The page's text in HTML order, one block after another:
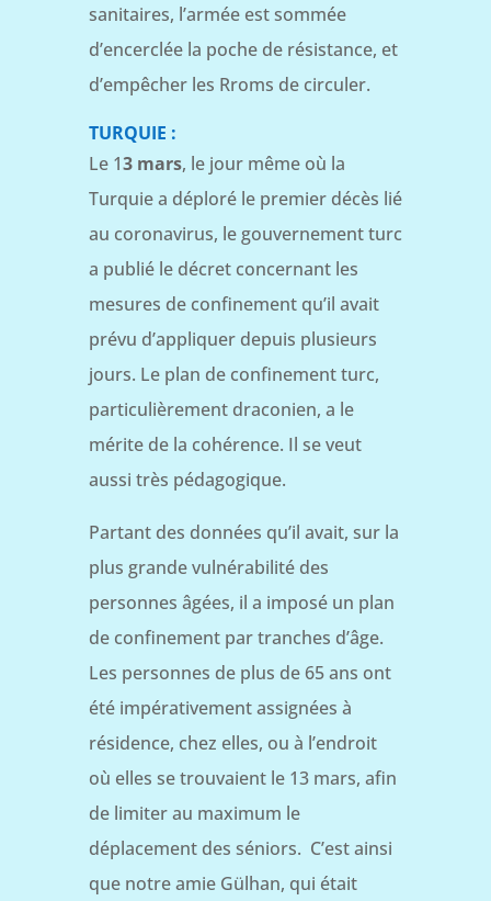
sanitaires, l’armée est sommée
d’encerclée la poche de résistance, et
d’empêcher les Rroms de circuler.
TURQUIE :
Le 13 mars, le jour même où la
Turquie a déploré le premier décès lié
au coronavirus, le gouvernement turc
a publié le décret concernant les
mesures de confinement qu’il avait
prévu d’appliquer depuis plusieurs
jours. Le plan de confinement turc,
particulièrement draconien, a le
mérite de la cohérence. Il se veut
aussi très pédagogique.
Partant des données qu’il avait, sur la
plus grande vulnérabilité des
personnes âgées, il a imposé un plan
de confinement par tranches d’âge.
Les personnes de plus de 65 ans ont
été impérativement assignées à
résidence, chez elles, ou à l’endroit
où elles se trouvaient le 13 mars, afin
de limiter au maximum le
déplacement des séniors. C’est ainsi
que notre amie Gülhan, qui était